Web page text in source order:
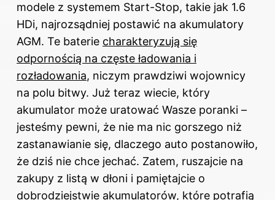
modele z systemem Start-Stop, takie jak 1.6
HDi, najrozsądniej postawić na akumulatory
AGM. Te baterie charakteryzują się
odpornością na częste ładowania i
rozładowania, niczym prawdziwi wojownicy
na polu bitwy. Już teraz wiecie, który
akumulator może uratować Wasze poranki –
jesteśmy pewni, że nie ma nic gorszego niż
zastanawianie się, dlaczego auto postanowiło,
że dziś nie chce jechać. Zatem, ruszajcie na
zakupy z listą w dłoni i pamiętajcie o
dobrodziejstwie akumulatorów, które potrafią